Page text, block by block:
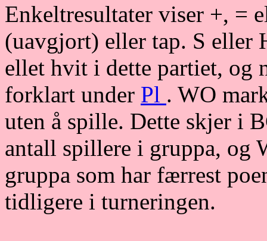
Enkeltresultater viser +, =
(uavgjort) eller tap. S eller
ellet hvit i dette partiet, og
forklart under Pl . WO
uten å spille. Dette skjer i
antall spillere i gruppa,
gruppa som har færrest
tidligere i turneringen.